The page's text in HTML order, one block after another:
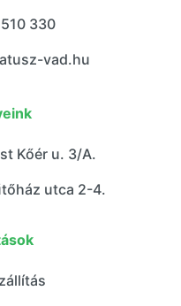
330
vad.hu
utca 2-4.
Kőér u. 3/A.